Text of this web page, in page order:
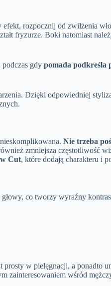
rozpocznij od zwilżenia
fryzurze. Boki natomiast
podczas gdy pomada podkreśla
Dzięki odpowiedniej
Nie trzeba
zmniejsza częstotliwość
Cut, które dodają charakteru i
co tworzy wyraźny
w pielęgnacji, a ponadto
zainteresowaniem wśród